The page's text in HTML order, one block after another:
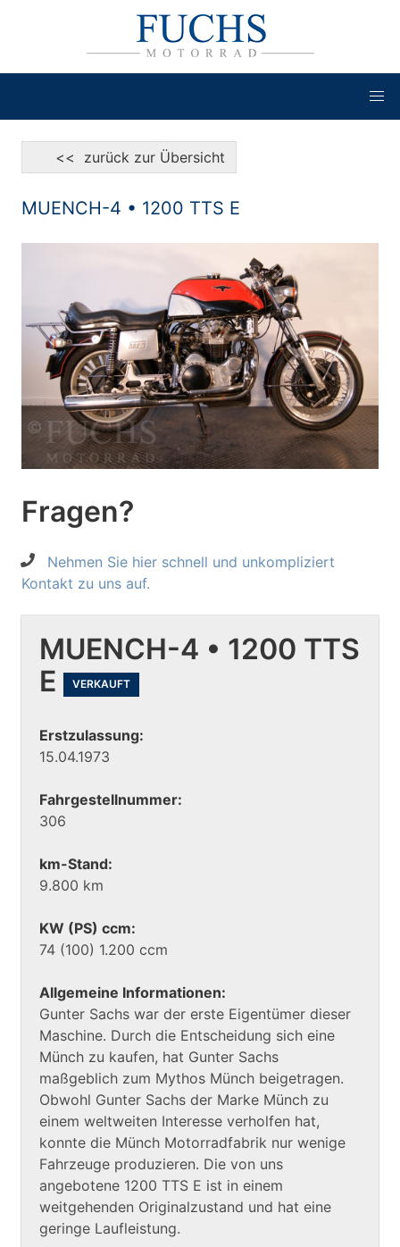
<< zurück zur Übersicht
MUENCH-4 • 1200 TTS E
Fragen?
Nehmen Sie hier schnell und unkompliziert
Kontakt zu uns auf.
MUENCH-4 • 1200 TTS
E
VERKAUFT
Erstzulassung:
15.04.1973
Fahrgestellnummer:
306
km-Stand:
9.800 km
KW (PS) ccm:
74 (100) 1.200 ccm
Allgemeine Informationen:
Gunter Sachs war der erste Eigentümer dieser
Maschine. Durch die Entscheidung sich eine
Münch zu kaufen, hat Gunter Sachs
maßgeblich zum Mythos Münch beigetragen.
Obwohl Gunter Sachs der Marke Münch zu
einem weltweiten Interesse verholfen hat,
konnte die Münch Motorradfabrik nur wenige
Fahrzeuge produzieren. Die von uns
angebotene 1200 TTS E ist in einem
weitgehenden Originalzustand und hat eine
geringe Laufleistung.